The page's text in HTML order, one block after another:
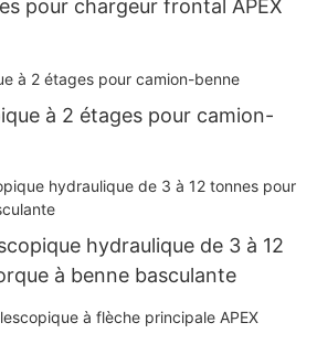
pour chargeur frontal APEX
à 2 étages pour camion-
hydraulique de 3 à 12
à benne basculante